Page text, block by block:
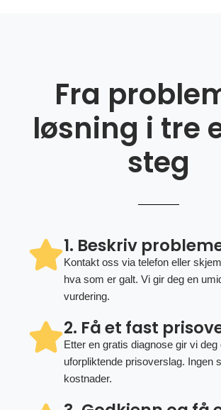
Fra
løsning i tre
steg
1. Beskriv
Kontakt oss via telefon eller
hva som er galt. Vi gir deg en
vurdering.
2. Få et fast
Etter en gratis diagnose gir vi
uforpliktende prisoverslag. Ingen
kostnader.